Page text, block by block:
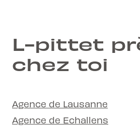
L-pittet
chez toi
Agence de Lausanne
Agence de Echallens